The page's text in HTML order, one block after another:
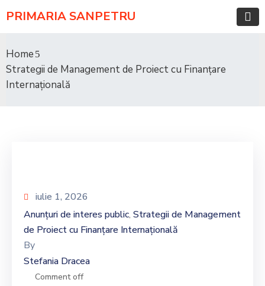
PRIMARIA SANPETRU
Home
Strategii de Management de Proiect cu Finanțare
Internațională
iulie 1, 2026
Anunțuri de interes public‚ Strategii de Management
de Proiect cu Finanțare Internațională
By
Stefania Dracea
Comment off